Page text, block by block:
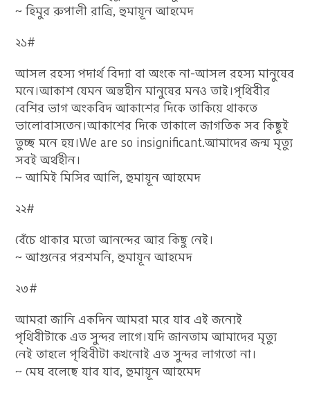
~ হিমুর রুপালী রাত্রি, হুমায়ূন আহমেদ
২১#
আসল রহস্য পদার্থ বিদ্যা বা অংকে না-আসল রহস্য মানুষের
মনে।আকাশ যেমন অন্তহীন মানুষের মনও তাই।পৃথিবীর
বেশির ভাগ অংকবিদ আকাশের দিকে তাকিয়ে থাকতে
ভালোবাসতেন।আকাশের দিকে তাকালে জাগতিক সব কিছুই
তুচ্ছ মনে হয়।We are so insignificant.আমাদের জন্ম মৃত্যু
সবই অর্থহীন।
~ আমিই মিসির আলি, হুমায়ূন আহমেদ
২২#
বেঁচে থাকার মতো আনন্দের আর কিছু নেই।
~ আগুনের পরশমনি, হুমায়ূন আহমেদ
২৩#
আমরা জানি একদিন আমরা মরে যাব এই জন্যেই
পৃথিবীটাকে এত সুন্দর লাগে।যদি জানতাম আমাদের মৃত্যু
নেই তাহলে পৃথিবীটা কখনোই এত সুন্দর লাগতো না।
~ মেঘ বলেছে যাব যাব, হুমায়ূন আহমেদ